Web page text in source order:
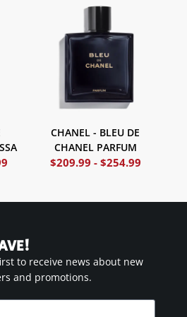
CHANEL - BLEU DE
CHANEL PARFUM
$209.99 - $254.99
to receive news about new
and promotions.